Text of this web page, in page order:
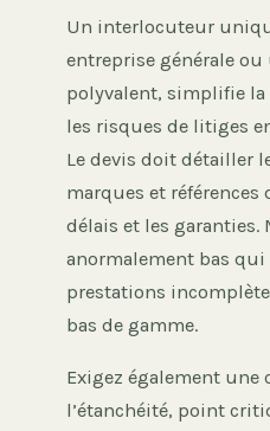
Un interlocuteur
entreprise générale
polyvalent, simplifie
les risques de litiges
Le devis doit détailler
marques et références
délais et les garanties.
anormalement bas qui
prestations
bas de gamme.
Exigez également une
l’étanchéité, point